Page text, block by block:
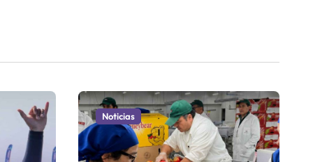
Noticias